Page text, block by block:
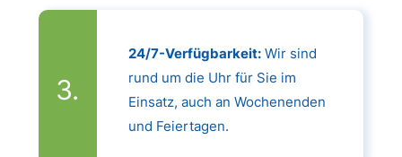
24/7-Verfügbarkeit:Wir sind
rund um die Uhr für Sie im
Einsatz, auch an Wochenenden
und Feiertagen.